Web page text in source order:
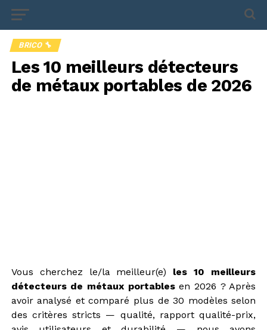
BRICO 🔧
Les 10 meilleurs détecteurs
de métaux portables de 2026
Vous cherchez le/la meilleur(e) les 10 meilleurs
détecteurs de métaux portablesen 2026 ? Après
avoir analysé et comparé plus de 30 modèles selon
des critères stricts — qualité, rapport qualité-prix,